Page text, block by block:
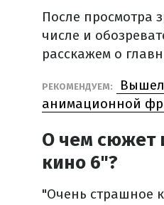
После просмотра
числе и
расскажем о
РЕКОМЕНДУЕМ:
анимационной
О чем сюжет
кино 6"?
"Очень страшное